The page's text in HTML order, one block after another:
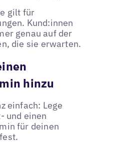
gilt für
Kund:innen
genau auf der
die sie erwarten.
hinzu
einfach: Lege
und einen
für deinen